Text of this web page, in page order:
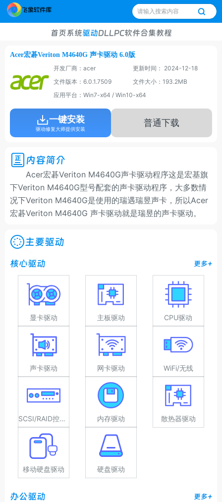
首页系统驱动DLLPC软件合集教程
Acer宏碁Veriton M4640G 声卡驱动 6.0版
开发厂商：acer
更新时间： 2024-12-18
文件版本：6.0.1.7509
文件大小：193.2MB
应用平台：Win7-x64 / Win10-x64
一键安装
驱动修复大师提供安装
普通下载
内容简介
Acer宏碁Veriton M4640G声卡驱动程序这是宏基旗
下Veriton M4640G型号配套的声卡驱动程序，大多数情
况下Veriton M4640G是使用的瑞遇瑞昱声卡，所以Acer
宏碁Veriton M4640G 声卡驱动就是瑞昱的声卡驱动。
主要驱动
核心驱动 更多+
显卡驱动 主板驱动 CPU驱动
声卡驱动 网卡驱动 WiFi/无线
SCSI/RAID控制器驱动 内存驱动 散热器驱动
移动硬盘驱动 硬盘驱动
办公驱动 更多+